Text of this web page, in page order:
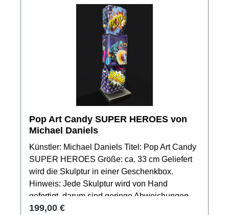
Pop Art Candy SUPER HEROES von
Michael Daniels
Künstler: Michael Daniels Titel: Pop Art Candy
SUPER HEROES Größe: ca. 33 cm Geliefert
wird die Skulptur in einer Geschenkbox.
Hinweis: Jede Skulptur wird von Hand
gefertigt, darum sind geringe Abweichungen in
Größe und Form gewollt. Das Produktbild zeigt
Regulärer Preis:
199,00 €